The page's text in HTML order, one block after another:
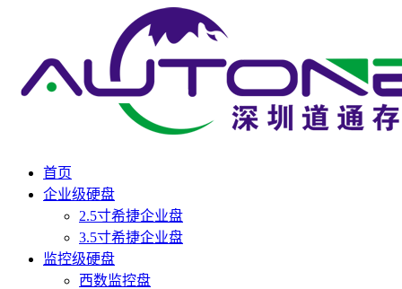
首页
企业级硬盘
2.5寸希捷企业盘
3.5寸希捷企业盘
监控级硬盘
西数监控盘